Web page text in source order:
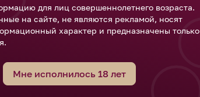
для лиц совершеннолетнего возраста.
на сайте, не являются рекламой, носят
характер и предназначены
Мне исполнилось 18 лет